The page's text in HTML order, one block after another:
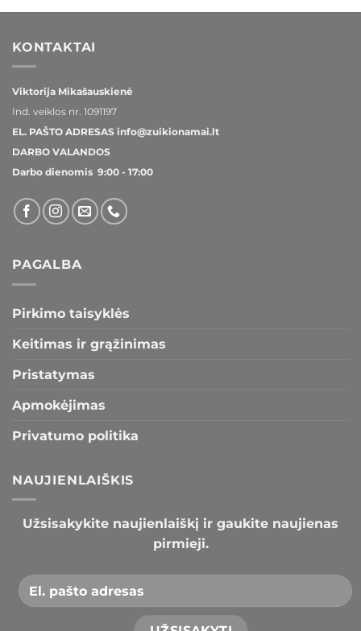
KONTAKTAI
Viktorija Mikašauskienė
Ind. veiklos nr. 1091197
EL. PAŠTO ADRESAS info@zuikionamai.lt
DARBO VALANDOS
Darbo dienomis 9:00 - 17:00
PAGALBA
Pirkimo taisyklės
Keitimas ir grąžinimas
Pristatymas
Apmokėjimas
Privatumo politika
NAUJIENLAIŠKIS
Užsisakykite naujienlaiškį ir gaukite naujienas
pirmieji.